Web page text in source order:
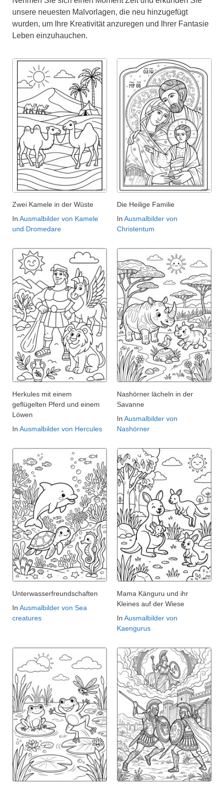
unsere neuesten Malvorlagen, die neu hinzugefügt
wurden, um Ihre Kreativität anzuregen und Ihrer Fantasie
Leben einzuhauchen.
Zwei Kamele in der Wüste
In Ausmalbilder von Kamele
und Dromedare
Die Heilige Familie
In Ausmalbilder von
Christentum
Herkules mit einem
geflügelten Pferd und einem
Löwen
In Ausmalbilder von Hercules
Nashörner lächeln in der
Savanne
In Ausmalbilder von
Nashörner
Unterwasserfreundschaften
In Ausmalbilder von Sea
creatures
Mama Känguru und ihr
Kleines auf der Wiese
In Ausmalbilder von
Kaengurus